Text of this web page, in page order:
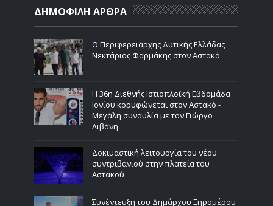
ΔΗΜΟΦΙΛΗ ΑΡΘΡΑ
Ο Περιφερειάρχης Δυτικής Ελλάδας
Νεκτάριος Φαρμάκης στον Αστακό
Η 36η Διεθνής Ιστιοπλοϊκή Εβδομάδα
Ιονίου κορυφώνεται στον Αστακό -
Μεγάλη συναυλία με τον Γιώργο
Λιβάνη
Δοκιμαστική λειτουργία του νέου
συντριβανιού στην πλατεία του
Αστακού
Συνέντευξη του Δημάρχου Ξηρομέρου